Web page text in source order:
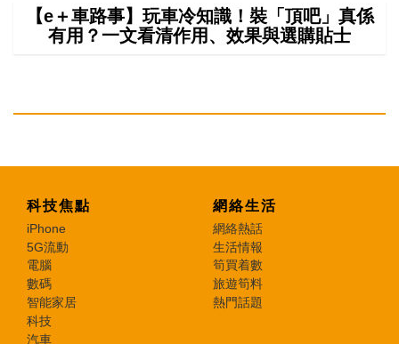
【e＋車路事】玩車冷知識！裝「頂吧」真係
有用？一文看清作用、效果與選購貼士
科技焦點
iPhone
5G流動
電腦
數碼
智能家居
科技
汽車
網絡生活
網絡熱話
生活情報
筍買着數
旅遊筍料
熱門話題